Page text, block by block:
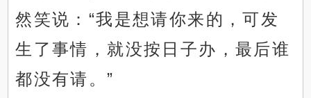
然笑说：“我是想请你来的，可发
生了事情，就没按日子办，最后谁
都没有请。”